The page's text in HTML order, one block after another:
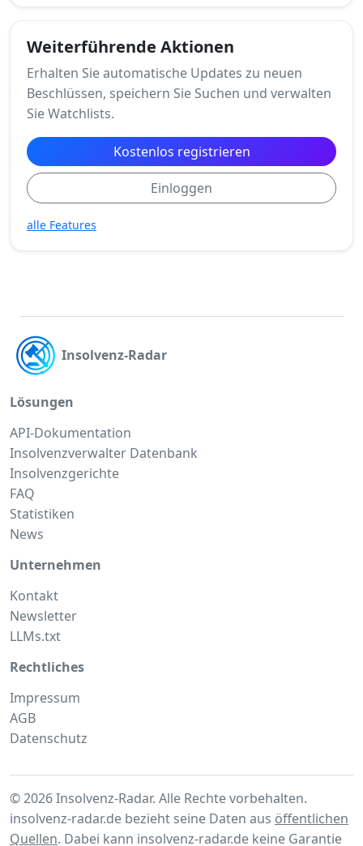
Weiterführende Aktionen
Erhalten Sie automatische Updates zu neuen
Beschlüssen, speichern Sie Suchen und verwalten
Sie Watchlists.
Kostenlos registrieren
Einloggen
alle Features
Insolvenz-Radar
Lösungen
API-Dokumentation
Insolvenzverwalter Datenbank
Insolvenzgerichte
FAQ
Statistiken
News
Unternehmen
Kontakt
Newsletter
LLMs.txt
Rechtliches
Impressum
AGB
Datenschutz
© 2026 Insolvenz-Radar. Alle Rechte vorbehalten.
insolvenz-radar.de bezieht seine Daten aus öffentlichen
Quellen. Dabei kann insolvenz-radar.de keine Garantie